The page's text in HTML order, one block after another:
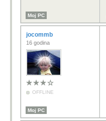
Moj PC
jocommb
16 godina
OFFLINE
Moj PC